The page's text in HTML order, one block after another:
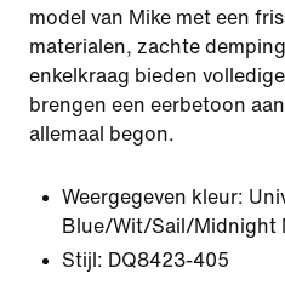
model van Mike met een
materialen, zachte
enkelkraag bieden
brengen een eerbetoon
allemaal begon.
Weergegeven kleur:
Blue/Wit/Sail/Midnight
Stijl: DQ8423-405